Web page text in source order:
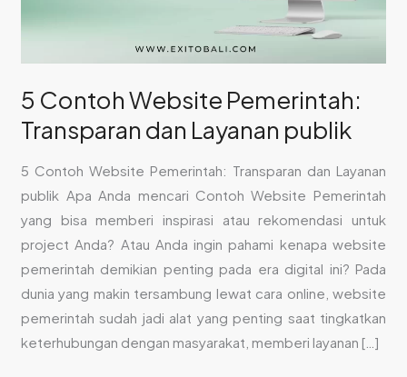
5 Contoh Website Pemerintah:
Transparan dan Layanan publik
5 Contoh Website Pemerintah: Transparan dan Layanan
publik Apa Anda mencari Contoh Website Pemerintah
yang bisa memberi inspirasi atau rekomendasi untuk
project Anda? Atau Anda ingin pahami kenapa website
pemerintah demikian penting pada era digital ini? Pada
dunia yang makin tersambung lewat cara online, website
pemerintah sudah jadi alat yang penting saat tingkatkan
keterhubungan dengan masyarakat, memberi layanan […]